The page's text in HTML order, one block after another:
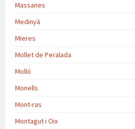
Massanes
Medinyà
Mieres
Mollet de Peralada
Molló
Monells
Mont-ras
Montagut i Oix